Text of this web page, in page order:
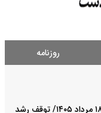
روزنامه
آخرین قیمت دلار، سکه و طلا؛ شبانگاه یکشنبه ۱۸ مرداد ۱۴۰۵/ توقف رشد